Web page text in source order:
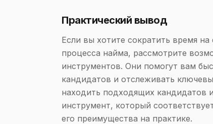
Практический вывод
Если вы хотите сократить время
процесса найма, рассмотрите
инструментов. Они помогут вам
кандидатов и отслеживать
находить подходящих кандидатов
инструмент, который
его преимущества на практике.